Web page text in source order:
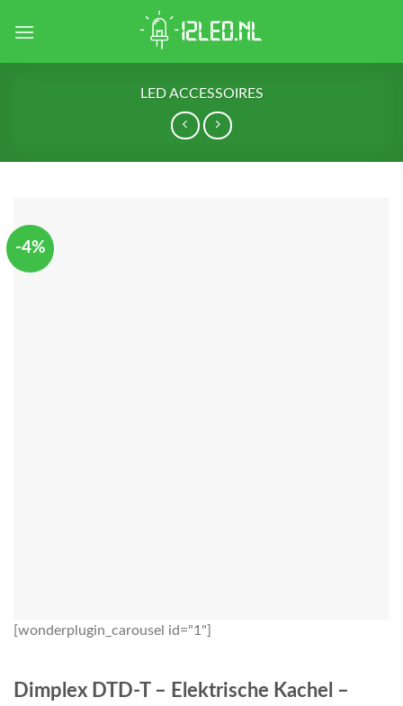
LED ACCESSOIRES
-4%
[wonderplugin_carousel id="1"]
Dimplex DTD-T – Elektrische Kachel –